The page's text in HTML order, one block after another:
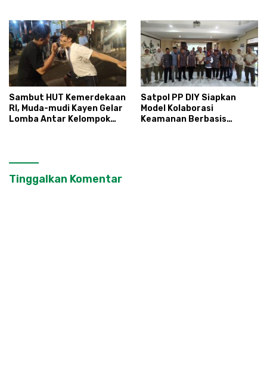
Sambut HUT Kemerdekaan
RI, Muda-mudi Kayen Gelar
Lomba Antar Kelompok
Satpol PP DIY Siapkan
Model Kolaborasi
Keamanan Berbasis
Tinggalkan Komentar